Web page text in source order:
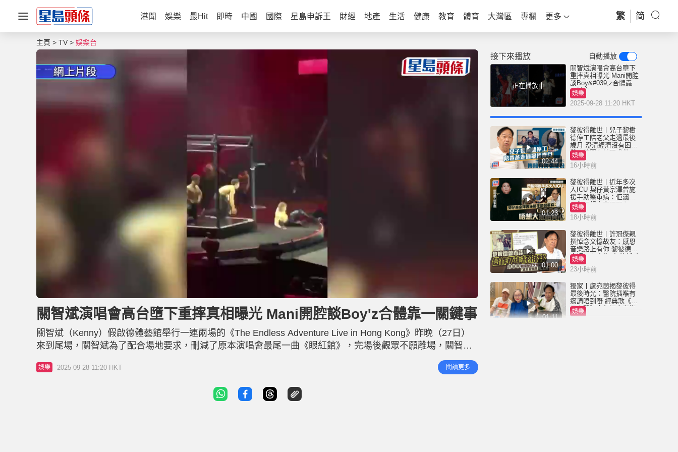
港聞 娛樂 最Hit 即時 中國 國際 星島申訴王 財經 地產 生活 健康 教育 體育 大灣區 專欄 更多 繁 简
主頁 TV 娛樂台
n
u
t
e
o
d
e
d
0
0
.
0
關智斌演唱會高台墮下重摔真相曝光 Mani開腔談Boy'z合體靠一關鍵事
關智斌（Kenny）假啟德體藝館舉行一連兩場的《The Endless Adventure Live in Hong Kong》昨晚（27日）
來到尾場，關智斌為了配合場地要求，刪減了原本演唱會最尾一曲《眼紅館》，完場後觀眾不願離場，關智斌
唯有再上台解釋，因場地所限，下次再與大家繼續唱。 關智斌背部著地重摔落地沒有受傷 關智斌在其中一個高
難度表演環節，他意外失手從約1.5米高的健身架上背部著地重摔落
娛樂 2025-09-28 11:20 HKT 閱讀更多
接下來播放 自動播放
正在播放中
關智斌演唱會高台墮下
重摔真相曝光 Mani開腔
談Boy&#039;z合體靠一
關鍵事
娛樂
2025-09-28 11:20 HKT
02:44
黎彼得離世丨兒子黎樹
德停工陪老父走過最後
歲月 澄清經濟沒有困
難：傳聞有誇張成份
娛樂
16小時前
01:23
黎彼得離世丨近年多次
入ICU 契仔黃宗澤曾施
援手助醫重病：佢瀟灑
一生唔想大家唔開心
娛樂
18小時前
01:00
黎彼得離世丨許冠傑親
撰悼念文憶故友：感恩
音樂路上有你 黎彼德曾
直認唔夾合作7年終拆夥
娛樂
23小時前
01:11
獨家丨盧宛茵揭黎彼得
最後時光：醫院插喉有
痰講唔到嘢 經典歌《浪
子心聲》金句源自廟街
睇相佬
娛樂